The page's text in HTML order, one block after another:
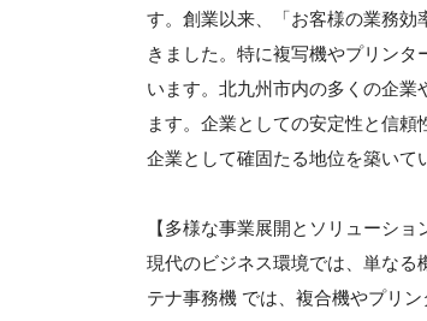
す。創業以来、「お客様の業務効
きました。特に複写機やプリン
います。北九州市内の多くの企
ます。企業としての安定性と信
企業として確固たる地位を築いて
【多様な事業展開とソリューショ
現代のビジネス環境では、単なる
テナ事務機 では、複合機やプリ